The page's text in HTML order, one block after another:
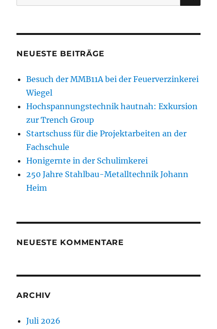
nach:
NEUESTE BEITRÄGE
Besuch der MMB11A bei der Feuerverzinkerei
Wiegel
Hochspannungstechnik hautnah: Exkursion
zur Trench Group
Startschuss für die Projektarbeiten an der
Fachschule
Honigernte in der Schulimkerei
250 Jahre Stahlbau-Metalltechnik Johann
Heim
NEUESTE KOMMENTARE
ARCHIV
Juli 2026